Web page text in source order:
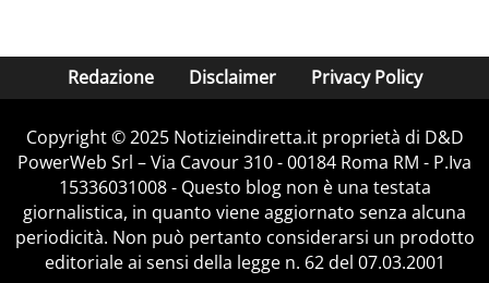
Redazione Disclaimer Privacy Policy
Copyright © 2025 Notizieindiretta.it proprietà di D&D
PowerWeb Srl – Via Cavour 310 - 00184 Roma RM - P.Iva
15336031008 - Questo blog non è una testata
giornalistica, in quanto viene aggiornato senza alcuna
periodicità. Non può pertanto considerarsi un prodotto
editoriale ai sensi della legge n. 62 del 07.03.2001